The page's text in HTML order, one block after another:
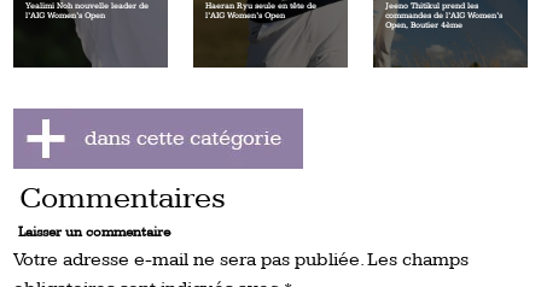
Yealimi Noh nouvelle leader de
l’AIG Women’s Open
Haeran Ryu seule en tête de
l’AIG Women’s Open
Jeeno Thitikul prend les
commandes de l’AIG Women’s
Open, Boutier 4ème
Commentaires
Laisser un commentaire
Votre adresse e-mail ne sera pas publiée.Les champs